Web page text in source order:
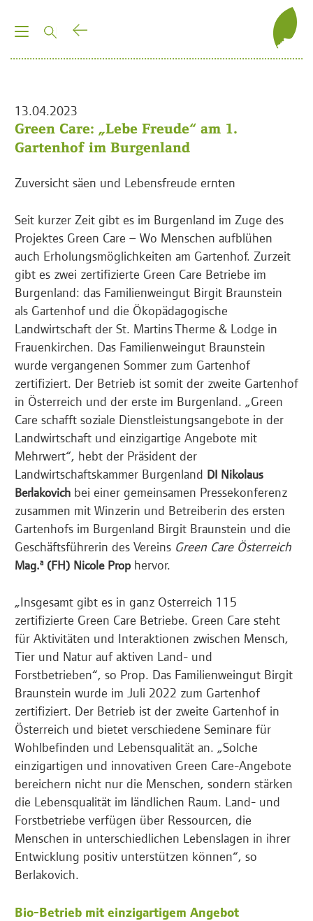
T
e
n
v
g
a
o
13.04.2023
Green Care: „Lebe Freude“ am 1.
Gartenhof im Burgenland
Zuversicht säen und Lebensfreude ernten
Seit kurzer Zeit gibt es im Burgenland im Zuge des
Projektes Green Care – Wo Menschen aufblühen
auch Erholungsmöglichkeiten am Gartenhof. Zurzeit
gibt es zwei zertifizierte Green Care Betriebe im
Burgenland: das Familienweingut Birgit Braunstein
als Gartenhof und die Ökopädagogische
Landwirtschaft der St. Martins Therme & Lodge in
Frauenkirchen. Das Familienweingut Braunstein
wurde vergangenen Sommer zum Gartenhof
zertifiziert. Der Betrieb ist somit der zweite Gartenhof
in Österreich und der erste im Burgenland. „Green
Care schafft soziale Dienstleistungsangebote in der
Landwirtschaft und einzigartige Angebote mit
Mehrwert“, hebt der Präsident der
Landwirtschaftskammer Burgenland DI Nikolaus
Berlakovich bei einer gemeinsamen Pressekonferenz
zusammen mit Winzerin und Betreiberin des ersten
Gartenhofs im Burgenland Birgit Braunstein und die
Geschäftsführerin des Vereins Green Care Österreich
Mag.a (FH) Nicole Prop hervor.
„Insgesamt gibt es in ganz Österreich 115
zertifizierte Green Care Betriebe. Green Care steht
für Aktivitäten und Interaktionen zwischen Mensch,
Tier und Natur auf aktiven Land- und
Forstbetrieben“, so Prop. Das Familienweingut Birgit
Braunstein wurde im Juli 2022 zum Gartenhof
zertifiziert. Der Betrieb ist der zweite Gartenhof in
Österreich und bietet verschiedene Seminare für
Wohlbefinden und Lebensqualität an. „Solche
einzigartigen und innovativen Green Care-Angebote
bereichern nicht nur die Menschen, sondern stärken
die Lebensqualität im ländlichen Raum. Land- und
Forstbetriebe verfügen über Ressourcen, die
Menschen in unterschiedlichen Lebenslagen in ihrer
Entwicklung positiv unterstützen können“, so
Berlakovich.
Bio-Betrieb mit einzigartigem Angebot